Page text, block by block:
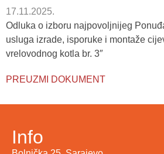
17.11.2025.
Odluka o izboru najpovoljnijeg
usluga izrade, isporuke i montaže
vrelovodnog kotla br. 3″
PREUZMI DOKUMENT
Info